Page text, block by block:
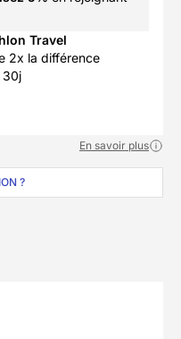
Travel
2x la différence
30j
En savoir plus
?